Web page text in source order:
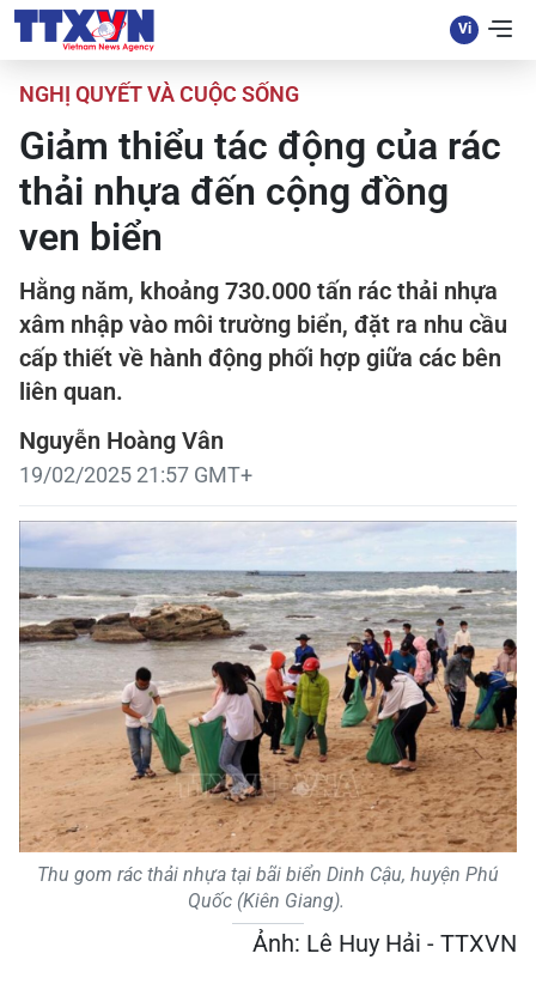
NGHỊ QUYẾT VÀ CUỘC SỐNG
Giảm thiểu tác động của rác
thải nhựa đến cộng đồng
ven biển
Hằng năm, khoảng 730.000 tấn rác thải nhựa
xâm nhập vào môi trường biển, đặt ra nhu cầu
cấp thiết về hành động phối hợp giữa các bên
liên quan.
Nguyễn Hoàng Vân
19/02/2025 21:57 GMT+
Thu gom rác thải nhựa tại bãi biển Dinh Cậu, huyện Phú
Quốc (Kiên Giang).
Ảnh: Lê Huy Hải - TTXVN